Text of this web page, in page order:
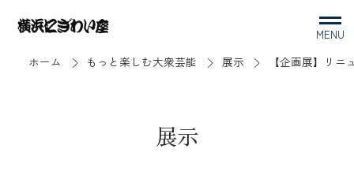
MENU
ホーム
もっと楽しむ大衆芸能 展示 【企画展】リ
展示